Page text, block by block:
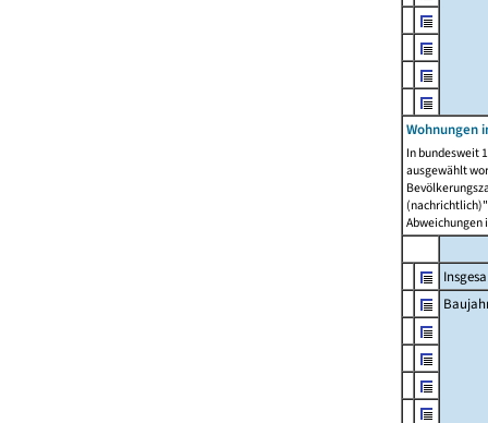
Wohnungen
In bundesweit
ausgewählt
Abweichungen